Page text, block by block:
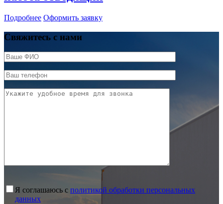
Подробнее Оформить заявку
Свяжитесь с нами
Я соглашаюсь с политикой обработки персональных
данных